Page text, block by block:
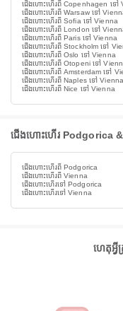
ជើងហោះហើរពី Copenhagen ទៅ
ជើងហោះហើរពី Warsaw ទៅ
ជើងហោះហើរពី Sofia ទៅ Vienna
ជើងហោះហើរពី London ទៅ
ជើងហោះហើរពី Paris ទៅ Vienna
ជើងហោះហើរពី Stockholm ទៅ
ជើងហោះហើរពី Oslo ទៅ Vienna
ជើងហោះហើរពី Otopeni ទៅ
ជើងហោះហើរពី Amsterdam ទៅ
ជើងហោះហើរពី Naples ទៅ Vienna
ជើងហោះហើរពី Nice ទៅ Vienna
ជើងហោះហើរ Podgorica
ជើងហោះហើរពី Podgorica
ជើងហោះហើរពី Vienna
ជើងហោះហើរទៅ Podgorica
ជើងហោះហើរទៅ Vienna
ហេតុអ្វី